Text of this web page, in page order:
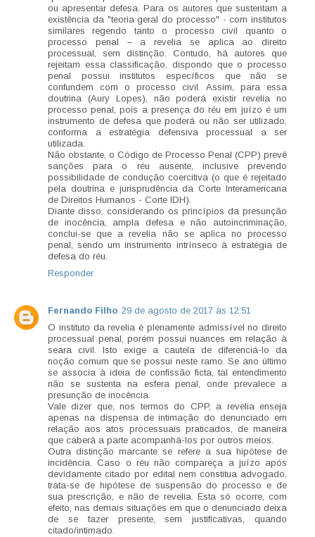
ou apresentar defesa. Para os autores que sustentam a
existência da "teoria geral do processo" - com institutos
similares regendo tanto o processo civil quanto o
processo penal – a revelia se aplica ao direito
processual, sem distinção. Contudo, há autores que
rejeitam essa classificação, dispondo que o processo
penal possui institutos específicos que não se
confundem com o processo civil. Assim, para essa
doutrina (Aury Lopes), não poderá existir revelia no
processo penal, pois a presença do réu em juízo é um
instrumento de defesa que poderá ou não ser utilizado,
conforma a estratégia defensiva processual a ser
utilizada.
Não obstante, o Código de Processo Penal (CPP) prevê
sanções para o réu ausente, inclusive prevendo
possibilidade de condução coercitiva (o que é rejeitado
pela doutrina e jurisprudência da Corte Interamericana
de Direitos Humanos - Corte IDH).
Diante disso, considerando os princípios da presunção
de inocência, ampla defesa e não autoincriminação,
conclui-se que a revelia não se aplica no processo
penal, sendo um instrumento intrínseco à estratégia de
defesa do réu.
Responder
Fernando Filho 29 de agosto de 2017 às 12:51
O instituto da revelia é plenamente admissível no direito
processual penal, porém possui nuances em relação à
seara civil. Isto exige a cautela de diferenciá-lo da
noção comum que se possui neste ramo. Se ano último
se associa à ideia de confissão ficta, tal entendimento
não se sustenta na esfera penal, onde prevalece a
presunção de inocência.
Vale dizer que, nos termos do CPP, a revelia enseja
apenas na dispensa de intimação do denunciado em
relação aos atos processuais praticados, de maneira
que caberá a parte acompanhá-los por outros meios.
Outra distinção marcante se refere a sua hipótese de
incidência. Caso o réu não compareça a juízo após
devidamente citado por edital nem constitua advogado,
trata-se de hipótese de suspensão do processo e de
sua prescrição, e não de revelia. Esta só ocorre, com
efeito, nas demais situações em que o denunciado deixa
de se fazer presente, sem justificativas, quando
citado/intimado.